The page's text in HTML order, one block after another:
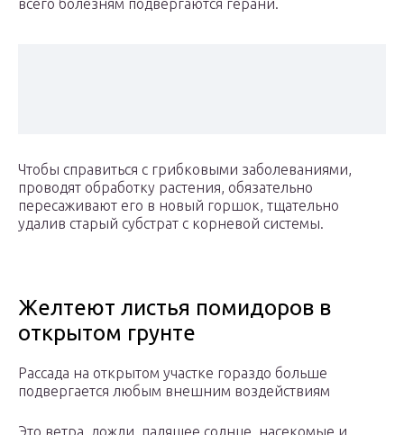
всего болезням подвергаются герани.
Чтобы справиться с грибковыми заболеваниями,
проводят обработку растения, обязательно
пересаживают его в новый горшок, тщательно
удалив старый субстрат с корневой системы.
Желтеют листья помидоров в
открытом грунте
Рассада на открытом участке гораздо больше
подвергается любым внешним воздействиям
Это ветра, дожди, палящее солнце, насекомые и